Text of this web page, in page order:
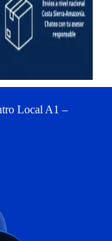
Local A1 –